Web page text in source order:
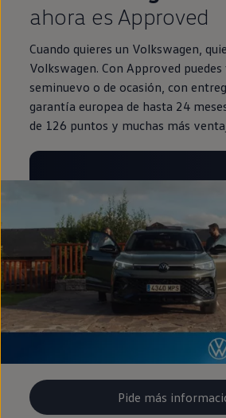
ahora es Approved
Cuando quieres un Volkswagen,
Volkswagen. Con Approved
seminuevo o de ocasión, con
garantía europea de hasta 24
de 126 puntos y muchas más
Pide más